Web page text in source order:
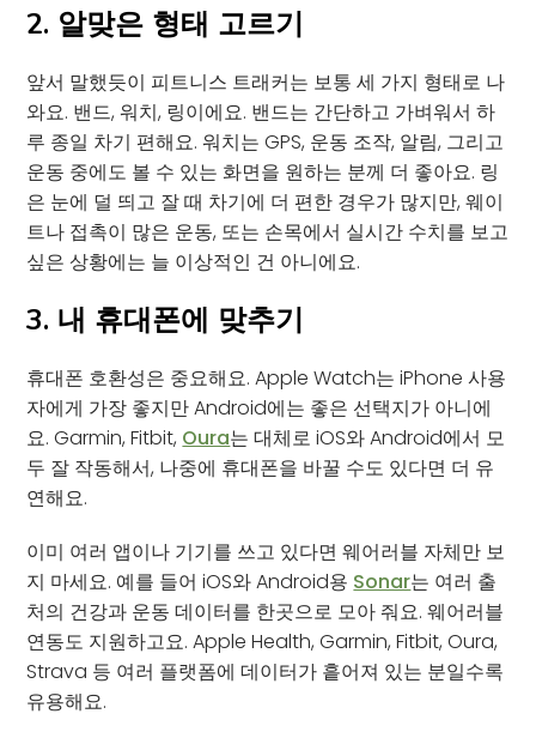
2. 알맞은 형태 고르기
앞서 말했듯이 피트니스 트래커는 보통 세 가지 형태로 나
와요. 밴드, 워치, 링이에요. 밴드는 간단하고 가벼워서 하
루 종일 차기 편해요. 워치는 GPS, 운동 조작, 알림, 그리고
운동 중에도 볼 수 있는 화면을 원하는 분께 더 좋아요. 링
은 눈에 덜 띄고 잘 때 차기에 더 편한 경우가 많지만, 웨이
트나 접촉이 많은 운동, 또는 손목에서 실시간 수치를 보고
싶은 상황에는 늘 이상적인 건 아니에요.
3. 내 휴대폰에 맞추기
휴대폰 호환성은 중요해요. Apple Watch는 iPhone 사용
자에게 가장 좋지만 Android에는 좋은 선택지가 아니에
요. Garmin, Fitbit, Oura는 대체로 iOS와 Android에서 모
두 잘 작동해서, 나중에 휴대폰을 바꿀 수도 있다면 더 유
연해요.
이미 여러 앱이나 기기를 쓰고 있다면 웨어러블 자체만 보
지 마세요. 예를 들어 iOS와 Android용 Sonar는 여러 출
처의 건강과 운동 데이터를 한곳으로 모아 줘요. 웨어러블
연동도 지원하고요. Apple Health, Garmin, Fitbit, Oura,
Strava 등 여러 플랫폼에 데이터가 흩어져 있는 분일수록
유용해요.